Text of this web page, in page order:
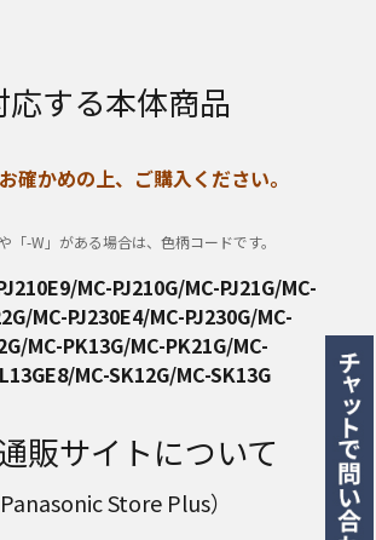
応する本体商品
確かめの上、ご購入ください。
「-W」がある場合は、色柄コードです。
MC-PJ210G/MC-PJ21G/MC-
MC-PJ230E4/MC-PJ230G/MC-
MC-PK13G/MC-PK21G/MC-
MC-SK12G/MC-SK13G
販サイトについて
Panasonic Store Plus）